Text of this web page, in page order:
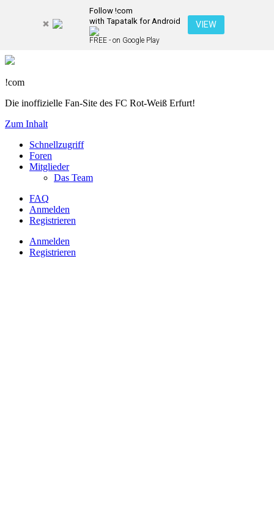
Follow !com
with Tapatalk for Android
FREE - on Google Play
VIEW
!com
Die inoffizielle Fan-Site des FC Rot-Weiß Erfurt!
Zum Inhalt
Schnellzugriff
Foren
Mitglieder
Das Team
FAQ
Anmelden
Registrieren
Anmelden
Registrieren